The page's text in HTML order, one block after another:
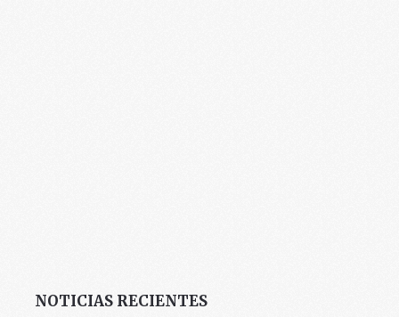
NOTICIAS RECIENTES